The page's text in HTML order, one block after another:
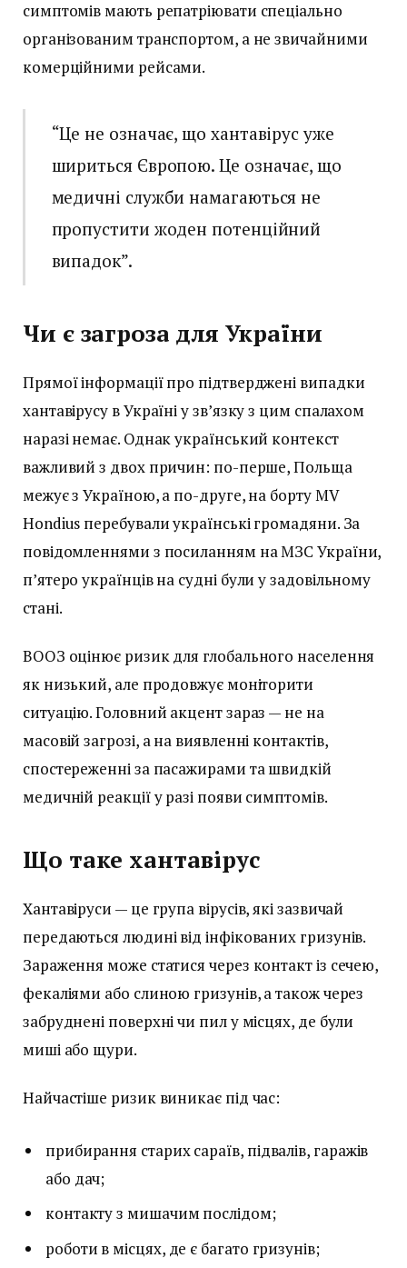
симптомів мають репатріювати спеціально
організованим транспортом, а не звичайними
комерційними рейсами.
“Це не означає, що хантавірус уже
шириться Європою. Це означає, що
медичні служби намагаються не
пропустити жоден потенційний
випадок”.
Чи є загроза для України
Прямої інформації про підтверджені випадки
хантавірусу в Україні у зв’язку з цим спалахом
наразі немає. Однак український контекст
важливий з двох причин: по-перше, Польща
межує з Україною, а по-друге, на борту MV
Hondius перебували українські громадяни. За
повідомленнями з посиланням на МЗС України,
п’ятеро українців на судні були у задовільному
стані.
ВООЗ оцінює ризик для глобального населення
як низький, але продовжує моніторити
ситуацію. Головний акцент зараз — не на
масовій загрозі, а на виявленні контактів,
спостереженні за пасажирами та швидкій
медичній реакції у разі появи симптомів.
Що таке хантавірус
Хантавіруси — це група вірусів, які зазвичай
передаються людині від інфікованих гризунів.
Зараження може статися через контакт із сечею,
фекаліями або слиною гризунів, а також через
забруднені поверхні чи пил у місцях, де були
миші або щури.
Найчастіше ризик виникає під час:
прибирання старих сараїв, підвалів, гаражів
або дач;
контакту з мишачим послідом;
роботи в місцях, де є багато гризунів;